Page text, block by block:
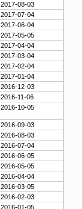
2017-08-03
2017-07-04
2017-06-04
2017-05-05
2017-04-04
2017-03-04
2017-02-04
2017-01-04
2016-12-03
2016-11-06
2016-10-05
2016-09-03
2016-08-03
2016-07-04
2016-06-05
2016-05-05
2016-04-04
2016-03-05
2016-02-03
2016-01-05